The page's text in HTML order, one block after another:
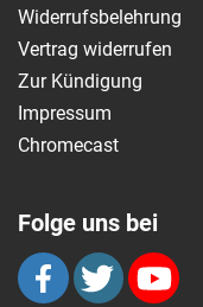
Widerrufsbelehrung
Vertrag widerrufen
Zur Kündigung
Impressum
Chromecast
Folge uns bei